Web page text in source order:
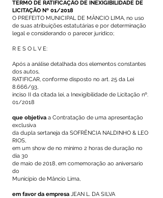
TERMO DE RATIFICAÇÃO DE INEXIGIBILIDADE DE
LICITAÇÃO Nº 01/2018
O PREFEITO MUNICIPAL DE MÂNCIO LIMA, no uso
de suas atribuições estatutárias e por determinação
legal e considerando o parecer jurídico;
R E S O L V E:
Após a análise detalhada dos elementos constantes
dos autos,
RATIFICAR, conforme disposto no art. 25 da Lei
8.666/93,
inciso II da citada lei, a Inexigibilidade de Licitação nº.
01/2018
que objetiva a Contratação de uma apresentação
exclusiva
da dupla sertaneja da SOFRÊNCIA NALDINHO & LEO
RIOS,
em um show de no mínimo 2 horas de duração no
dia 30
de maio de 2018, em comemoração ao aniversario
do
Município de Mâncio Lima,
em favor da empresa JEAN L. DA SILVA